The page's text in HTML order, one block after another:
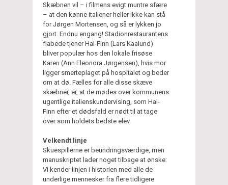
Skæbnen vil – i filmens evigt muntre sfære
– at den kønne italiener heller ikke kan stå
for Jørgen Mortensen, og så er lykken jo
gjort. Endnu engang! Stadionrestaurantens
flabede tjener Hal-Finn (Lars Kaalund)
bliver populær hos den lokale frisøse
Karen (Ann Eleonora Jørgensen), hvis mor
ligger smerteplaget på hospitalet og beder
om at dø. Fælles for alle disse skæve
skæbner, er, at de mødes over kommunens
ugentlige italienskundervising, som Hal-
Finn efter et dødsfald er nødt til at tage
over som holdets bedste elev.
Velkendt linje
Skuespillerne er beundringsværdige, men
manuskriptet lader noget tilbage at ønske:
Vi kender linjen i historien med alle de
underlige mennesker fra flere tidligere